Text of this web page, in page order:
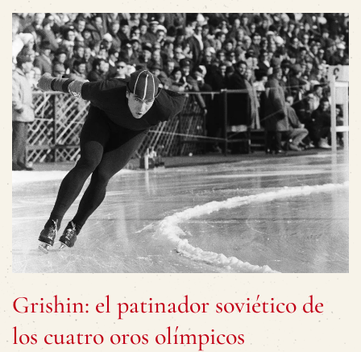
Grishin: el patinador soviético de
los cuatro oros olímpicos